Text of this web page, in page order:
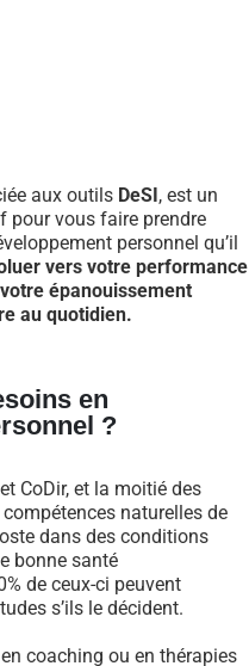
aux outils DeSI, est un
pour vous faire prendre
personnel qu’il
vers votre performance
épanouissement
au quotidien.
en
?
CoDir, et la moitié des
naturelles de
dans des conditions
bonne santé
de ceux-ci peuvent
s’ils le décident.
coaching ou en thérapies